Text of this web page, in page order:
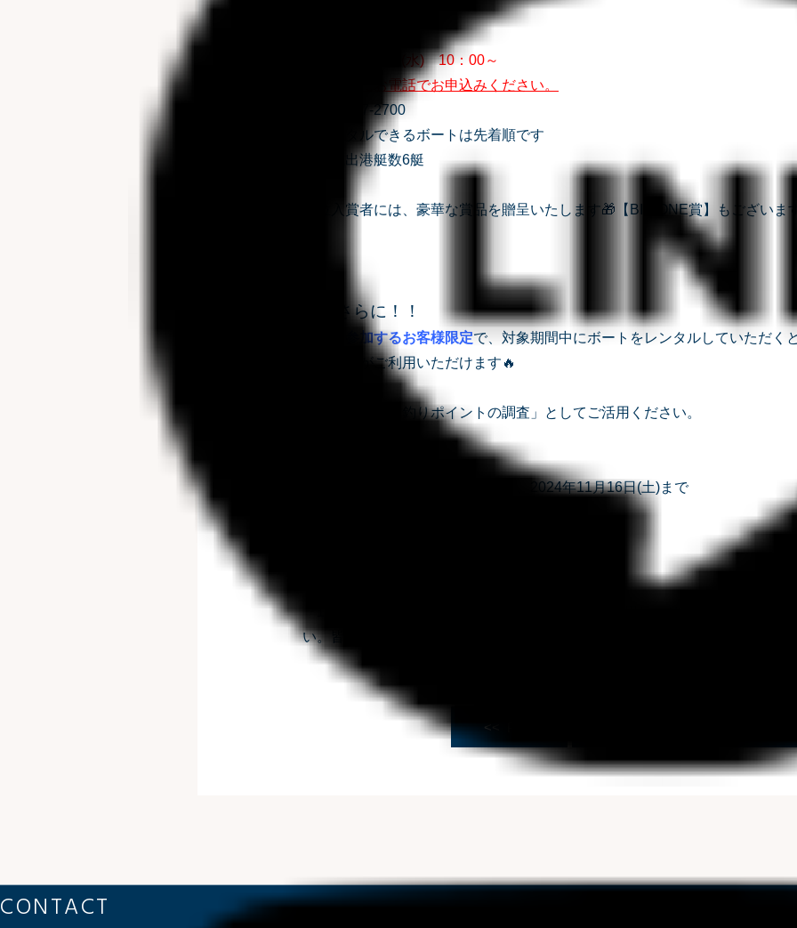
10月9日(水) 10：00～
マリーナにお電話でお申込みください。
☎046-857-2700
※レンタルできるボートは先着順です
※最低出港艇数6艇
上位入賞者には、豪華な賞品を贈呈いたします🎁【BIG ONE賞】もございま
、、さらに！！
大会に参加するお客様限定で、対象期間中にボートをレンタルしていただく
がご利用いただけます🔥
大会に備えて「釣りポイントの調査」としてご活用ください。
参加表明をしていただいた日から、2024年11月16日(土)まで
『1時間延長無料』と『早朝出港無料』の期間を利用し、ぜひ”ボートフィッ
い。
<< Prev
CONTACT